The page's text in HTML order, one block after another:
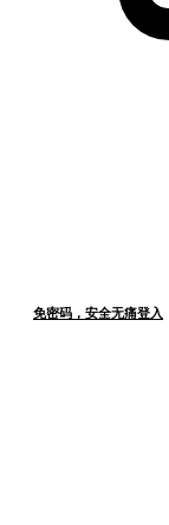
免密码，安全无痛登入